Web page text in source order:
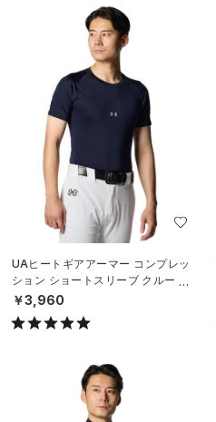
UAヒートギアアーマー コンプレッ
ション ショートスリーブ クルー シ
ャツ（ベースボール/MEN）
￥3,960